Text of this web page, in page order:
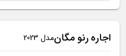
اجارهرنو مگانمدل 2023